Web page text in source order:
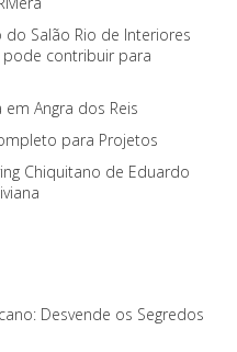
Salão Rio de Interiores
contribuir para
Angra dos Reis
para Projetos
Chiquitano de Eduardo
Desvende os Segredos